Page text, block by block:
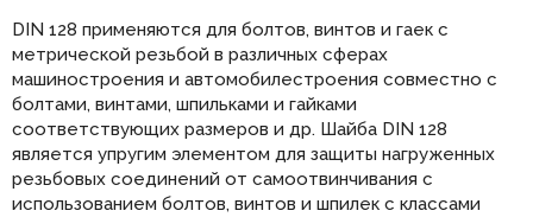
DIN 128 применяются для болтов, винтов и гаек с
метрической резьбой в различных сферах
машиностроения и автомобилестроения совместно с
болтами, винтами, шпильками и гайками
соответствующих размеров и др. Шайба DIN 128
является упругим элементом для защиты нагруженных
резьбовых соединений от самоотвинчивания с
использованием болтов, винтов и шпилек с классами